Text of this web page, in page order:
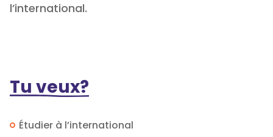
l’international.
Tu veux?
Étudier à l’international